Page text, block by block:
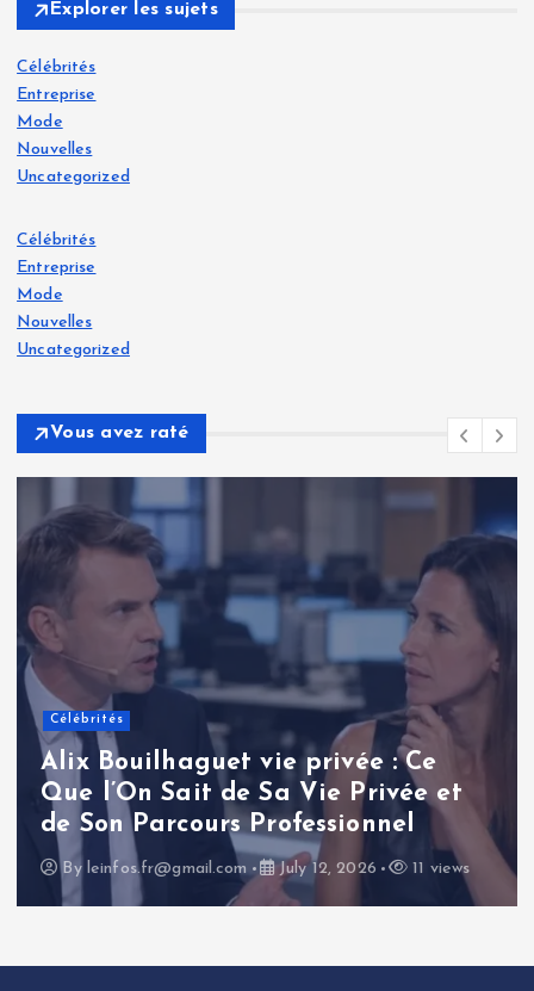
Explorer les sujets
Célébrités
Entreprise
Mode
Nouvelles
Uncategorized
Célébrités
Entreprise
Mode
Nouvelles
Uncategorized
Vous avez raté
Célébrités
Renaud Pila : une analyse
approfondie de la carrière et de
l’influence d’un journaliste
politique français
By leinfos.fr@gmail.com July 11, 2026 14 views